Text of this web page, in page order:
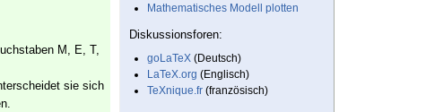
M, E, T,
sie sich
Mathematisches Modell plotten
Diskussionsforen:
goLaTeX (Deutsch)
LaTeX.org (Englisch)
TeXnique.fr (französisch)